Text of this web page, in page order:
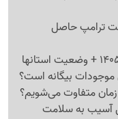
ترامپ حاصل
موجودات بیگانه است؟
متفاوت می‌شویم؟
آسیب به سلامت